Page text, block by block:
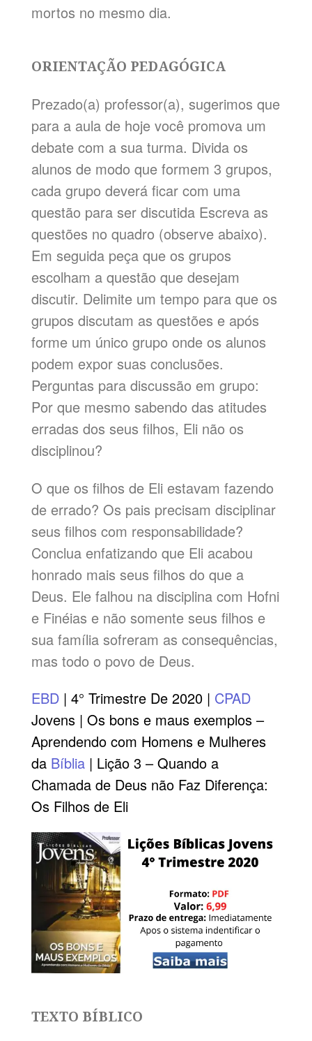
mortos no mesmo dia.
ORIENTAÇÃO PEDAGÓGICA
Prezado(a) professor(a), sugerimos que
para a aula de hoje você promova um
debate com a sua turma. Divida os
alunos de modo que formem 3 grupos,
cada grupo deverá ficar com uma
questão para ser discutida Escreva as
questões no quadro (observe abaixo).
Em seguida peça que os grupos
escolham a questão que desejam
discutir. Delimite um tempo para que os
grupos discutam as questões e após
forme um único grupo onde os alunos
podem expor suas conclusões.
Perguntas para discussão em grupo:
Por que mesmo sabendo das atitudes
erradas dos seus filhos, Eli não os
disciplinou?
O que os filhos de Eli estavam fazendo
de errado? Os pais precisam disciplinar
seus filhos com responsabilidade?
Conclua enfatizando que Eli acabou
honrado mais seus filhos do que a
Deus. Ele falhou na disciplina com Hofni
e Finéias e não somente seus filhos e
sua família sofreram as consequências,
mas todo o povo de Deus.
EBD | 4° Trimestre De 2020 | CPAD
Jovens | Os bons e maus exemplos –
Aprendendo com Homens e Mulheres
da Bíblia| Lição 3 – Quando a
Chamada de Deus não Faz Diferença:
Os Filhos de Eli
TEXTO BÍBLICO